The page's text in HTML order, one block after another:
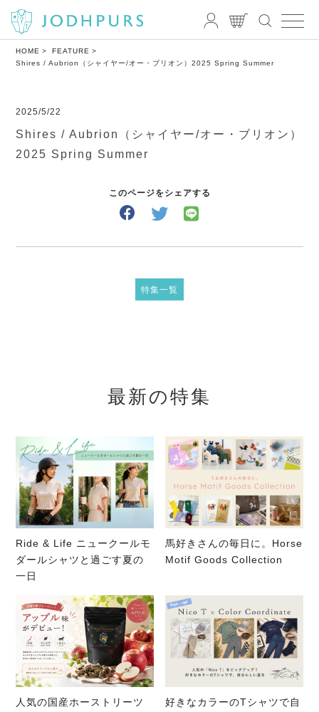
HOME
FEATURE
Shires / Aubrion（シャイヤー/オー・ブリオン）2025 Spring Summer
2025/5/22
Shires / Aubrion（シャイヤー/オー・ブリオン）
2025 Spring Summer
このページをシェアする
特集一覧
最新の特集
Ride & Life ニュークールモ
ダールシャツと過ごす夏の
一日
馬好きさんの毎日に。Horse
Motif Goods Collection
人気の国産ホーストリーツ
好きなカラーのTシャツで自